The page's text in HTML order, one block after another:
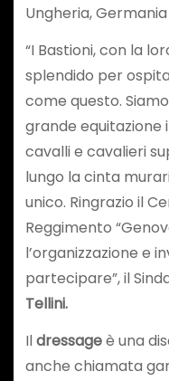
Ungheria,
“I Bastioni, con la
splendido per
come questo.
grande equitazione
cavalli e cavalieri
lungo la cinta
unico. Ringrazio il
Reggimento
l’organizzazione e
partecipare”, il
Tellini.
Ildressageè una
anche chiamata